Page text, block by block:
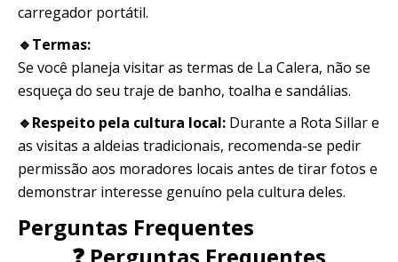
carregador portátil.
🔹Termas:
Se você planeja visitar as termas de La Calera, não se
esqueça do seu traje de banho, toalha e sandálias.
🔹Respeito pela cultura local: Durante a Rota Sillar e
as visitas a aldeias tradicionais, recomenda-se pedir
permissão aos moradores locais antes de tirar fotos e
demonstrar interesse genuíno pela cultura deles.
Perguntas Frequentes